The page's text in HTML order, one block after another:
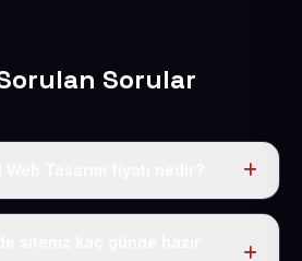
Sorular
50 USD + KDV. Bu bedele alan